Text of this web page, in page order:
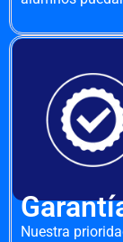
Nuestra